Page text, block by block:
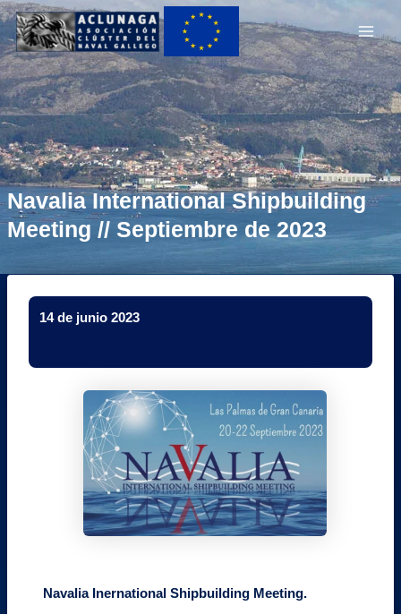
Main
Navalia International Shipbuilding
Meeting // Septiembre de 2023
14 de junio 2023
Navalia Inernational Shipbuilding Meeting.